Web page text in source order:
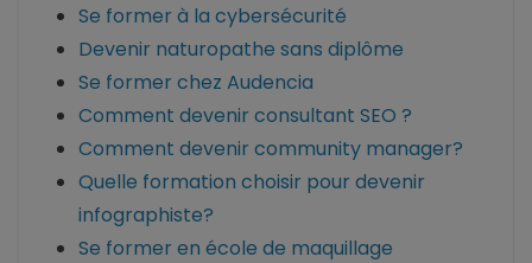
Se former à la cybersécurité
Devenir naturopathe sans diplôme
Se former chez Audencia
Comment devenir consultant SEO ?
Comment devenir community manager?
Quelle formation choisir pour devenir
infographiste?
Se former en école de maquillage